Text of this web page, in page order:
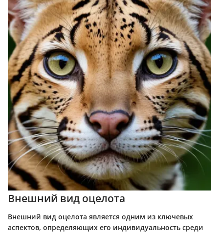
Внешний вид оцелота
Внешний вид оцелота является одним из ключевых
аспектов, определяющих его индивидуальность среди